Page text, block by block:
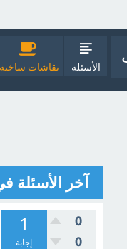
الأسئلة نقاشات
آخر الأسئلة
0
0
1
إجابة